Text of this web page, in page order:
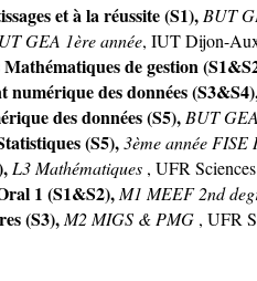
et à la réussite (S1), BUT
GEA 1ère année, IUT Dijon-
de gestion
des données
des données (S5), BUT
(S5),3ème année FISE
L3 Mathématiques , UFR
1 (S1&S2),M1 MEEF 2nd
(S3),M2 MIGS & PMG , UFR